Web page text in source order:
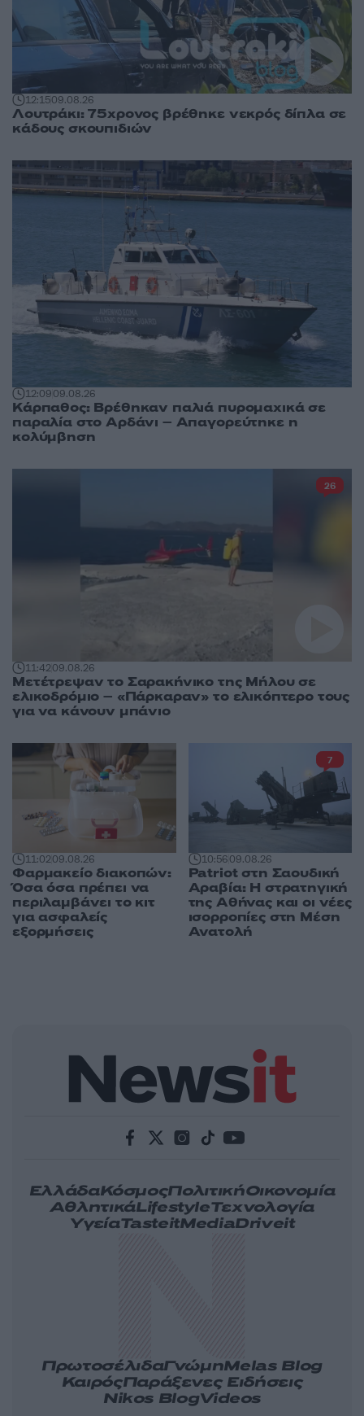
12:1509.08.26
Λουτράκι: 75χρονος βρέθηκε νεκρός δίπλα σε
κάδους σκουπιδιών
12:0909.08.26
Κάρπαθος: Βρέθηκαν παλιά πυρομαχικά σε
παραλία στο Αρδάνι – Απαγορεύτηκε η
κολύμβηση
11:4209.08.26
Μετέτρεψαν το Σαρακήνικο της Μήλου σε
ελικοδρόμιο – «Πάρκαραν» το ελικόπτερο τους
για να κάνουν μπάνιο
26
11:0209.08.26
Φαρμακείο διακοπών:
Όσα όσα πρέπει να
περιλαμβάνει το κιτ
για ασφαλείς
εξορμήσεις
10:5609.08.26
Patriot στη Σαουδική
Αραβία: Η στρατηγική
της Αθήνας και οι νέες
ισορροπίες στη Μέση
Ανατολή
7
ΕλλάδαΚόσμοςΠολιτικήΟικονομία
ΑθλητικάLifestyleΤεχνολογία
ΥγείαTasteitMediaDriveit
ΠρωτοσέλιδαΓνώμηMelas Blog
ΚαιρόςΠαράξενες Ειδήσεις
Nikos BlogVideos